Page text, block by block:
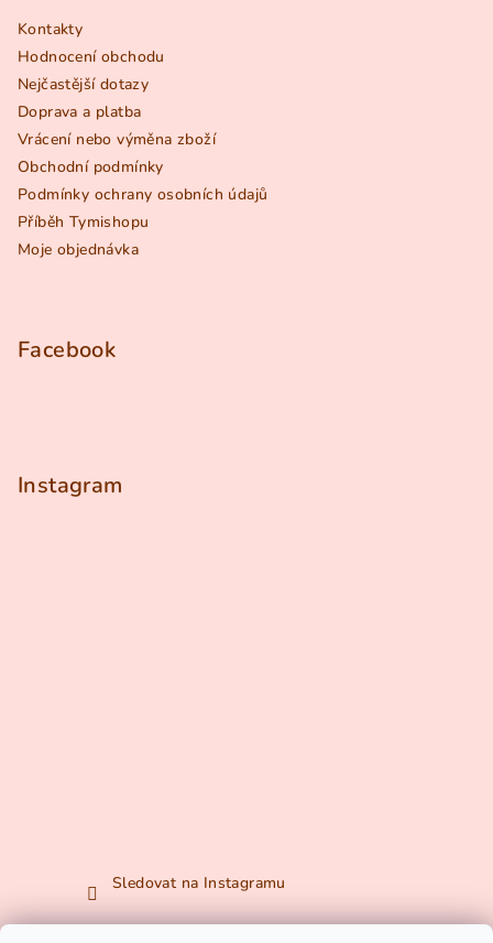
Kontakty
Hodnocení obchodu
Nejčastější dotazy
Doprava a platba
Vrácení nebo výměna zboží
Obchodní podmínky
Podmínky ochrany osobních údajů
Příběh Tymishopu
Moje objednávka
Facebook
Instagram
Sledovat na Instagramu